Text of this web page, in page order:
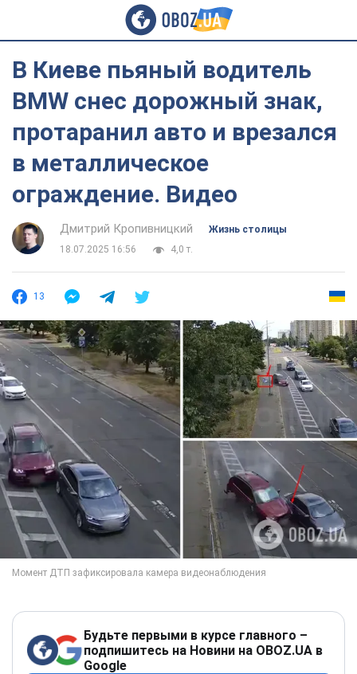
В Киеве пьяный водитель
BMW снес дорожный знак,
протаранил авто и врезался
в металлическое
ограждение. Видео
Дмитрий Кропивницкий
Жизнь столицы
18.07.2025 16:56
4,0 т.
13
Будьте первыми в курсе главного –
подпишитесь на Новини на OBOZ.UA в
Google